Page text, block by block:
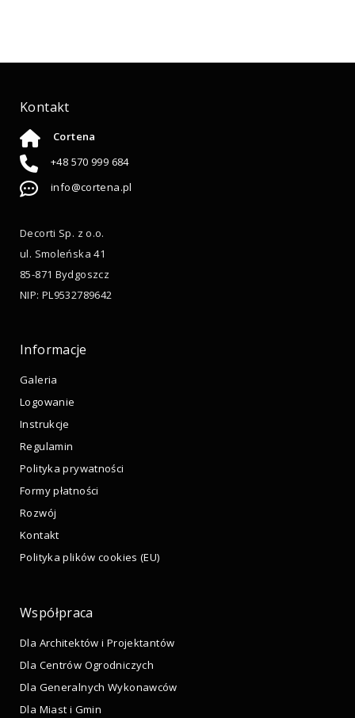
Kontakt
Cortena
+48 570 999 684
info@cortena.pl
Decorti Sp. z o.o.
ul. Smoleńska 41
85-871 Bydgoszcz
NIP: PL9532789642
Informacje
Galeria
Logowanie
Instrukcje
Regulamin
Polityka prywatności
Formy płatności
Rozwój
Kontakt
Polityka plików cookies (EU)
Współpraca
Dla Architektów i Projektantów
Dla Centrów Ogrodniczych
Dla Generalnych Wykonawców
Dla Miast i Gmin